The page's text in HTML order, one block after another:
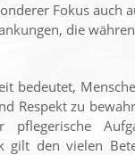
Fokus auch
die
bedeutet,
Respekt zu
pflegerische
gilt den vielen